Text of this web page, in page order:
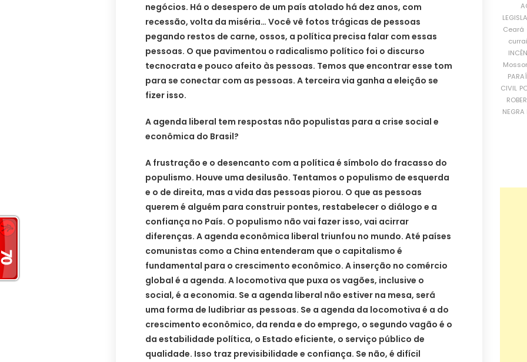
negócios. Há o desespero de um país atolado há dez anos, com
recessão, volta da miséria… Você vê fotos trágicas de pessoas
pegando restos de carne, ossos, a política precisa falar com essas
pessoas. O que pavimentou o radicalismo político foi o discurso
tecnocrata e pouco afeito às pessoas. Temos que encontrar esse tom
para se conectar com as pessoas. A terceira via ganha a eleição se
fizer isso.
A agenda liberal tem respostas não populistas para a crise social e
econômica do Brasil?
A frustração e o desencanto com a política é símbolo do fracasso do
populismo. Houve uma desilusão. Tentamos o populismo de esquerda
e o de direita, mas a vida das pessoas piorou. O que as pessoas
querem é alguém para construir pontes, restabelecer o diálogo e a
confiança no País. O populismo não vai fazer isso, vai acirrar
diferenças. A agenda econômica liberal triunfou no mundo. Até países
comunistas como a China entenderam que o capitalismo é
fundamental para o crescimento econômico. A inserção no comércio
global é a agenda. A locomotiva que puxa os vagões, inclusive o
social, é a economia. Se a agenda liberal não estiver na mesa, será
uma forma de ludibriar as pessoas. Se a agenda da locomotiva é a do
crescimento econômico, da renda e do emprego, o segundo vagão é o
da estabilidade política, o Estado eficiente, o serviço público de
qualidade. Isso traz previsibilidade e confiança. Se não, é difícil
Ceará
CIVIL
NEGRA